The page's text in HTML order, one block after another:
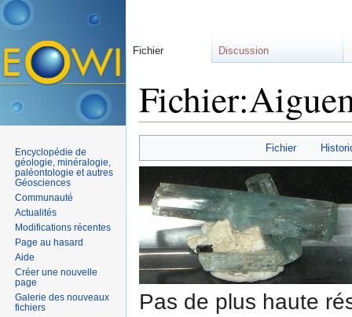
Fichier
Pas de plus haute
Fichier Discussion
Encyclopédie de
géologie, minéralogie,
paléontologie et autres
Géosciences
Communauté
Actualités
Modifications récentes
Page au hasard
Aide
Créer une nouvelle
page
Galerie des nouveaux
fichiers